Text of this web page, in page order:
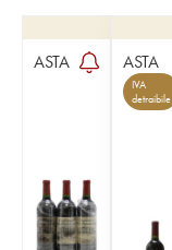
ASTA ASTA
IVA
detraibile